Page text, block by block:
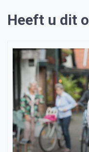
Heeft u dit